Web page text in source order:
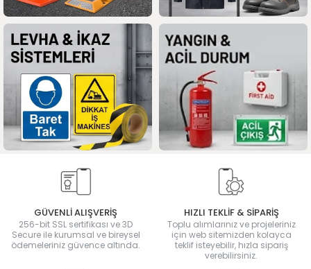
GÜVENLİ ALIŞVERİŞ
256-bit SSL sertifikası ve 3D
Secure ile kurumsal ve bireysel
ödemeleriniz güvence altında.
HIZLI TEKLİF & SİPARİŞ
Toplu alımlarınız ve projeleriniz
için web sitemizden kolayca
teklif isteyebilir, hızla sipariş
verebilirsiniz.